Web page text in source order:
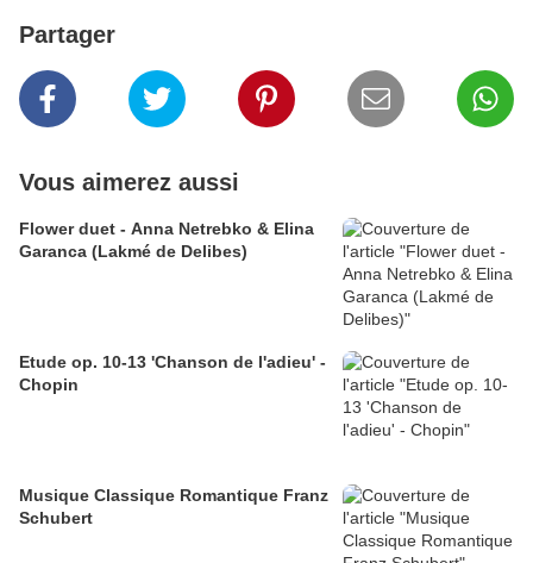
Partager
Vous aimerez aussi
Flower duet - Anna Netrebko & Elina
Garanca (Lakmé de Delibes)
Etude op. 10-13 'Chanson de l'adieu' -
Chopin
Musique Classique Romantique Franz
Schubert